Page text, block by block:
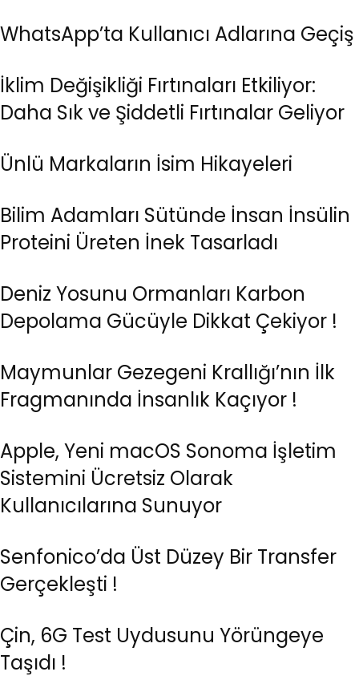
WhatsApp’ta Kullanıcı Adlarına Geçiş
İklim Değişikliği Fırtınaları Etkiliyor:
Daha Sık ve Şiddetli Fırtınalar Geliyor
Ünlü Markaların İsim Hikayeleri
Bilim Adamları Sütünde İnsan İnsülin
Proteini Üreten İnek Tasarladı
Deniz Yosunu Ormanları Karbon
Depolama Gücüyle Dikkat Çekiyor !
Maymunlar Gezegeni Krallığı’nın İlk
Fragmanında İnsanlık Kaçıyor !
Apple, Yeni macOS Sonoma İşletim
Sistemini Ücretsiz Olarak
Kullanıcılarına Sunuyor
Senfonico’da Üst Düzey Bir Transfer
Gerçekleşti !
Çin, 6G Test Uydusunu Yörüngeye
Taşıdı !